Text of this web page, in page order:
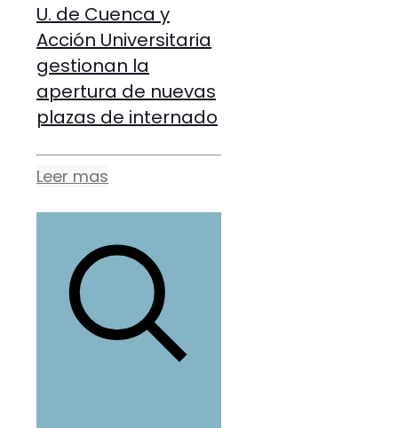
U. de Cuenca y
Acción Universitaria
gestionan la
apertura de nuevas
plazas de internado
Leer mas